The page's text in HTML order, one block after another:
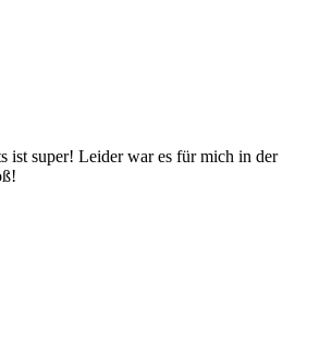
ist super! Leider war es für mich in der